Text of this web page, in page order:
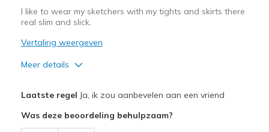
I like to wear my sketchers with my tights and skirts there
real slim and slick.
Vertaling weergeven
Meer details
Breathe Well
Laatste regel Ja, ik zou aanbevelen aan een vriend
Was deze beoordeling behulpzaam?